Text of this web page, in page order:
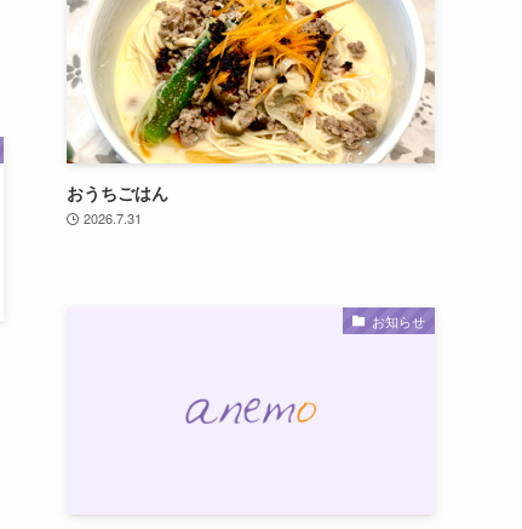
おうちごはん
2026.7.31
お知らせ